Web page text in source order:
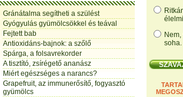
soha.
Gránátalma segítheti a szülést
Gyógyulás gyümölcsökkel és teával
Fejtett bab
Antioxidáns-bajnok: a szőlő
Spárga, a folsavrekorder
A tisztító, zsírégető ananász
Miért egészséges a narancs?
Grapefruit, az immunerősítő, fogyasztó
gyümölcs